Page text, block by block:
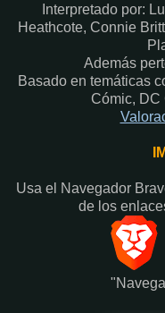
Interpretado por:
Heathcote, Connie
Además
Basado en temáticas
Cómic, DC
Usa el Navegador
de los